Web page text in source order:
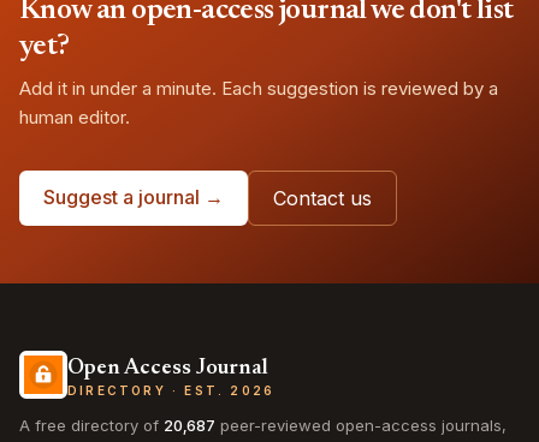
Know an open-access journal we don't list
yet?
Add it in under a minute. Each suggestion is reviewed by a
human editor.
Suggest a journal → Contact us
Open Access Journal
DIRECTORY · EST. 2026
A free directory of 20,687 peer-reviewed open-access journals,